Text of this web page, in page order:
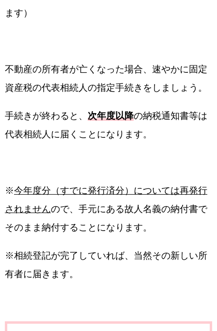
ます）
不動産の所有者が亡くなった場合、速やかに固定
資産税の代表相続人の指定手続きをしましょう。
手続きが終わると、 次年度以降の納税通知書等は
代表相続人に届くことになります。
※今年度分（すでに発行済分）については再発行
されませんので、手元にある故人名義の納付書で
そのまま納付することになります。
※相続登記が完了していれば、当然その新しい所
有者に届きます。